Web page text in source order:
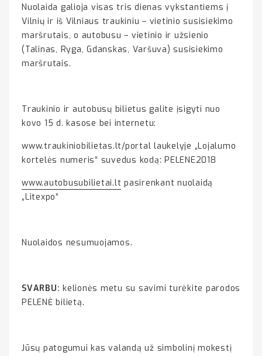
Nuolaida galioja visas tris dienas vykstantiems į
Vilnių ir iš Vilniaus traukiniu – vietinio susisiekimo
maršrutais, o autobusu – vietinio ir užsienio
(Talinas, Ryga, Gdanskas, Varšuva) susisiekimo
maršrutais.
Traukinio ir autobusų bilietus galite įsigyti nuo
kovo 15 d. kasose bei internetu:
www.traukiniobilietas.lt/portal laukelyje „Lojalumo
kortelės numeris“ suvedus kodą: PELENE2018
www.autobusubilietai.lt pasirenkant nuolaidą
„Litexpo“
Nuolaidos nesumuojamos.
SVARBU: kelionės metu su savimi turėkite parodos
PELENĖ bilietą.
Jūsų patogumui kas valandą už simbolinį mokestį